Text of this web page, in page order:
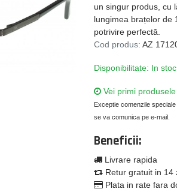
un singur produs, cu
lungimea brațelor de
potrivire perfectă.
Cod produs: AZ
Disponibilitate: In stoc
Vei primi
Exceptie comenzile
se va comunica pe e-mail.
Beneficii:
Livrare rapida
Retur gratuit in 14
Plata in rate fara